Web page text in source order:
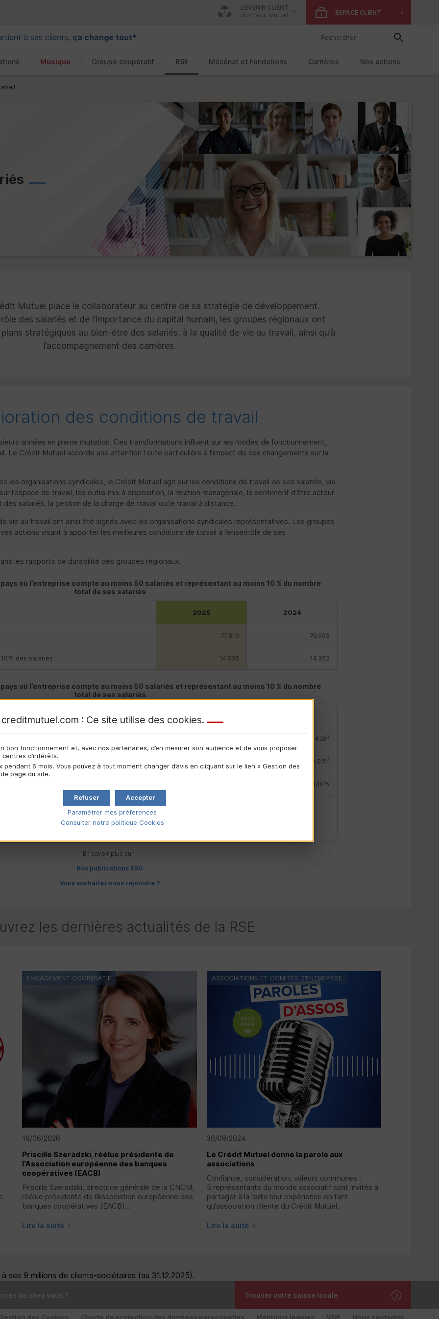
DEVENIR CLIENT
du Crédit Mutuel
ESPACE CLIENT
à ses clients, ça change tout*
Musique Groupe coopératif RSE Mécénat et Fondations Carrières Nos actions
Mutuel place le collaborateur au centre de sa stratégie de développement.
des salariés et de l’importance du capital humain, les groupes régionaux ont
stratégiques au bien-être des salariés, à la qualité de vie au travail, ainsi qu’à
l’accompagnement des carrières.
des conditions de travail
années en pleine mutation. Ces transformations influent sur les modes de fonctionnement,
Le Crédit Mutuel accorde une attention toute particulière à l’impact de ces changements sur la
les organisations syndicales, le Crédit Mutuel agit sur les conditions de travail de ses salariés, via
l’espace de travail, les outils mis à disposition, la relation managériale, le sentiment d’être acteur
des salariés, la gestion de la charge de travail ou le travail à distance.
vie au travail ont ainsi été signés avec les organisations syndicales représentatives. Les groupes
actions visant à apporter les meilleures conditions de travail à l’ensemble de ses
les rapports de durabilité des groupes régionaux.
où l’entreprise compte au moins 50 salariés et représentant au moins 10 % du nombre
total de ses salariés
2025 2024
77 810 76 505
% des salariés 14 835 14 352
où l’entreprise compte au moins 50 salariés et représentant au moins 10 % du nombre
total de ses salariés
dans l’année 5 4283
10,0 %3
6,10 %
entrées et sorties de salariés.
les salariés ayant quitté le groupe durant l’année.
ont été intégrées aux sorties des salariés).
En savoir plus sur :
Nos publications ESG
Vous souhaitez nous rejoindre ?
les dernières actualités de la RSE
19/06/2026
Priscille Szeradzki, réélue présidente de
l’Association européenne des banques
coopératives (EACB)
Priscille Szeradzki, directrice générale de la CNCM,
réélue présidente de l’Association européenne des
banques coopératives (EACB)...
Lire la suite
ENGAGEMENT COOPÉRATIF
30/09/2024
Le Crédit Mutuel donne la parole aux
associations
Confiance, considération, valeurs communes :
5 représentants du monde associatif sont invités à
partager à la radio leur expérience en tant
qu’association cliente du Crédit Mutuel.
Lire la suite
ASSOCIATIONS ET COMITÉS D’ENTREPRISE
9 millions de clients-sociétaires (au 31.12.2025).
de chez vous ? Trouver votre caisse locale
des Cookies Charte de protection des données personnelles Mentions légales VDP Nous contacter
creditmutuel.com : Ce site utilise des cookies.
bon fonctionnement et, avec nos partenaires, d’en mesurer son audience et de vous proposer
d’intérêts.
pendant 6 mois. Vous pouvez à tout moment changer d’avis en cliquant sur le lien « Gestion des
page du site.
Accepter
Refuser
Paramétrer mes préférences
Consulter notre politique Cookies